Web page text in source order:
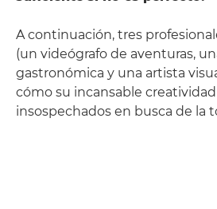
A continuación, tres
(un videógrafo de aventuras,
gastronómica y una artista
cómo su incansable
insospechados en busca de la